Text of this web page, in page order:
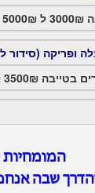
ופריקה
המומחיות
שבה